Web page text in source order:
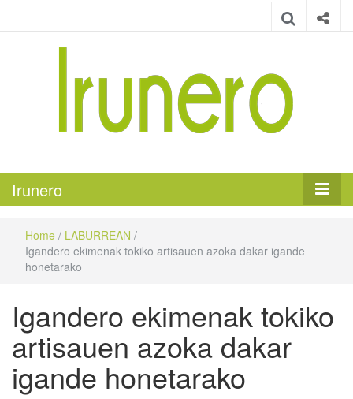
Irunero
Home / LABURREAN /
Igandero ekimenak tokiko artisauen azoka dakar igande
honetarako
Igandero ekimenak tokiko
artisauen azoka dakar
igande honetarako